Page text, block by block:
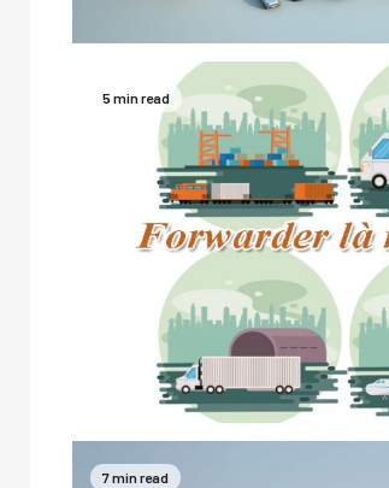
5 min read
7 min read